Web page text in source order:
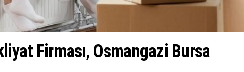
Firması, Osmangazi Bursa